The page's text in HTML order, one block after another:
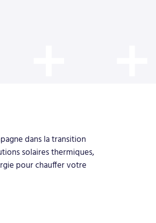
dans la transition
solaires thermiques,
pour chauffer votre